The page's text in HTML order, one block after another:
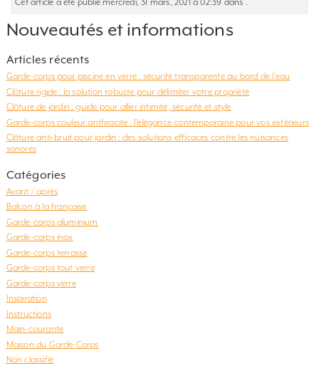
Cet article a été publié mercredi, 31 mars, 2021 à 02:39 dans .
Nouveautés et informations
Articles récents
Garde-corps pour piscine en verre : sécurité transparente au bord de l’eau
Clôture rigide : la solution robuste pour délimiter votre propriété
Clôture de jardin : guide pour allier intimité, sécurité et style
Garde-corps couleur anthracite : l’élégance contemporaine pour vos extérieurs
Clôture anti-bruit pour jardin : des solutions efficaces contre les nuisances
sonores
Catégories
Avant / après
Balcon à la française
Garde-corps aluminium
Garde-corps inox
Garde-corps terrasse
Garde-corps tout verre
Garde-corps verre
Inspiration
Instructions
Main-courante
Maison du Garde-Corps
Non classifié